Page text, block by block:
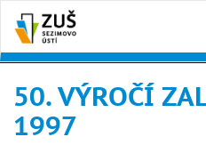
hlavnímu
obsahu
50. VÝROČÍ
1997